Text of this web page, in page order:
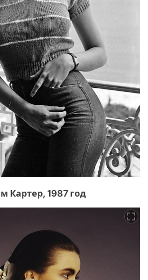
Картер, 1987 год